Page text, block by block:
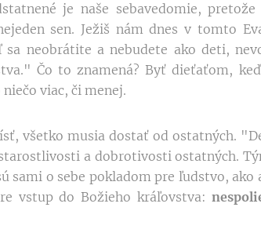
je naše sebavedomie,
sen. Ježiš nám dnes v tomto
sa neobrátite a nebudete ako deti,
Čo to znamená? Byť dieťaťom,
niečo viac, či menej.
všetko musia dostať od ostatných.
a dobrotivosti ostatných.
sami o sebe pokladom pre ľudstvo, ako
vstup do Božieho kráľovstva: